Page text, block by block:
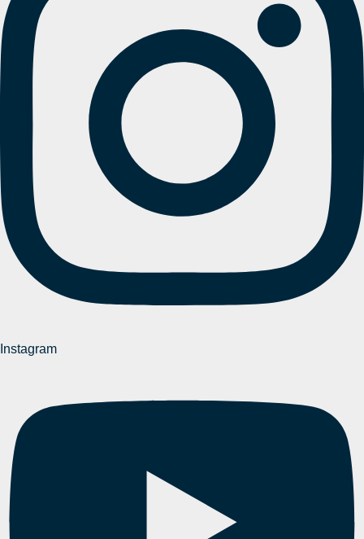
Instagram